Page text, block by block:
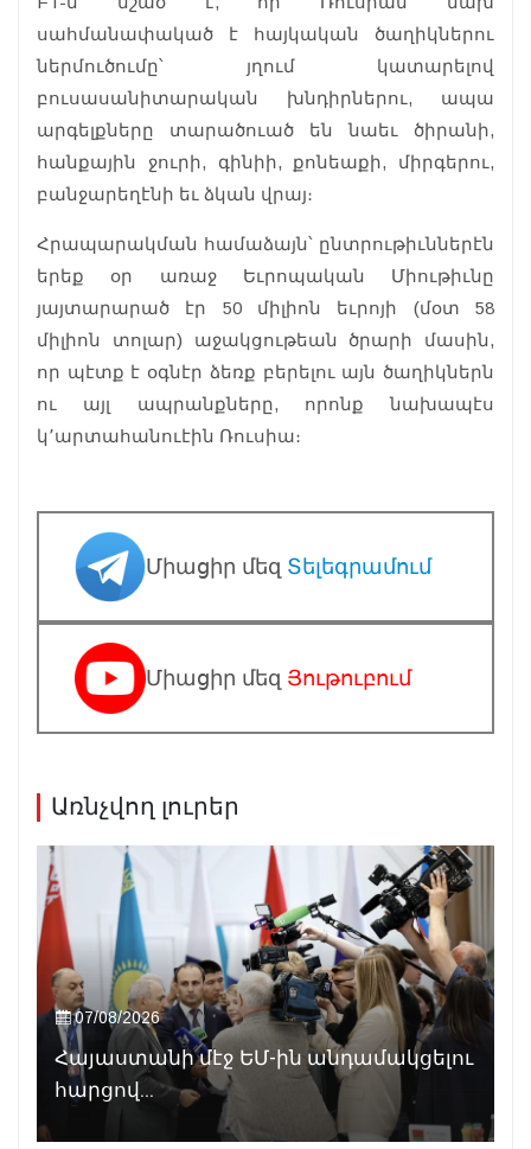
սահմանափակած է հայկական ծաղիկներու
ներմուծումը՝ յղում կատարելով
բուսասանիտարական խնդիրներու, ապա
արգելքները տարածուած են նաեւ ծիրանի,
հանքային ջուրի, գինիի, քոնեաքի, միրգերու,
բանջարեղէնի եւ ձկան վրայ։
Հրապարակման համաձայն՝ ընտրութիւններէն
երեք օր առաջ Եւրոպական Միութիւնը
յայտարարած էր 50 միլիոն եւրոյի (մօտ 58
միլիոն տոլար) աջակցութեան ծրարի մասին,
որ պէտք է օգնէր ձեռք բերելու այն ծաղիկներն
ու այլ ապրանքները, որոնք նախապէս
կ՚արտահանուէին Ռուսիա։
Միացիր մեզ Տելեգրամում
Միացիր մեզ Յութուբում
Առնչվող լուրեր
07/08/2026
Հայաստանի մէջ ԵՄ-ին անդամակցելու
հարցով...